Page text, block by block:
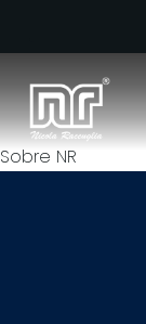
Sobre NR